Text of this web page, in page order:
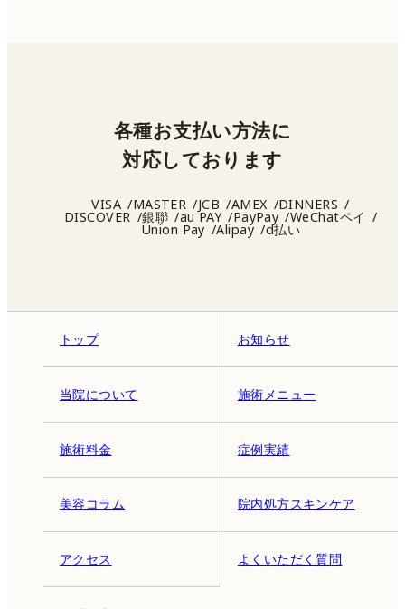
トップ お知らせ
当院について 施術メニュー
施術料金 症例実績
美容コラム 院内処方スキンケア
アクセス よくいただく質問
各種お支払い方法に
対応しております
VISA MASTER JCB AMEX DINNERS
DISCOVER 銀聯 au PAY PayPay WeChatペイ
Union Pay Alipay d払い